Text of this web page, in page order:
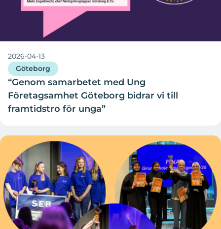
2026-04-13
Göteborg
“Genom samarbetet med Ung
Företagsamhet Göteborg bidrar vi till
framtidstro för unga”